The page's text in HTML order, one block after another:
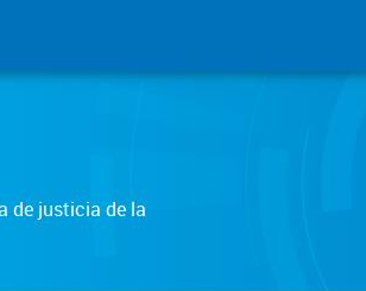
de justicia de la